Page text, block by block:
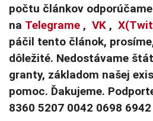
počtu článkov
na Telegrame , VK ,
páčil tento článok,
dôležité. Nedostávame
granty, základom našej
pomoc. Ďakujeme.
8360 5207 0042 0698 6942